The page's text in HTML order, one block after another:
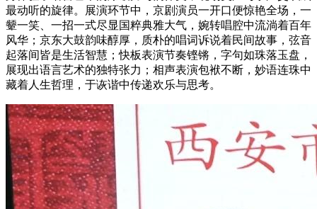
最动听的旋律。展演环节中，京剧演员一开口便惊艳全场，一
颦一笑、一招一式尽显国粹典雅大气，婉转唱腔中流淌着百年
风华；京东大鼓韵味醇厚，质朴的唱词诉说着民间故事，弦音
起落间皆是生活智慧；快板表演节奏铿锵，字句如珠落玉盘，
展现出语言艺术的独特张力；相声表演包袱不断，妙语连珠中
藏着人生哲理，于诙谐中传递欢乐与思考。